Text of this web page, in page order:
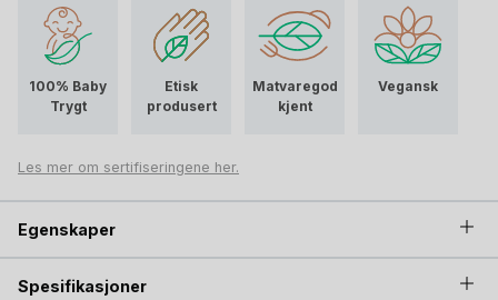
100% Baby
Trygt
Etisk
produsert
Matvaregod
kjent
Vegansk
Les mer om sertifiseringene her.
Egenskaper
Spesifikasjoner